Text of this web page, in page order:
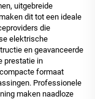
uitgebreide
dit tot een ideale
die
elektrische
en geavanceerde
prestatie in
formaat
Professionele
maken naadloze